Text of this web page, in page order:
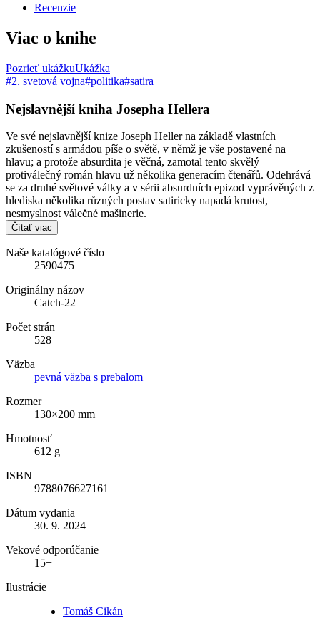
Recenzie
Viac o knihe
Pozrieť ukážkuUkážka
#2. svetová vojna#politika#satira
Nejslavnější kniha Josepha Hellera
Ve své nejslavnější knize Joseph Heller na základě vlastních
zkušeností s armádou píše o světě, v němž je vše postavené na
hlavu; a protože absurdita je věčná, zamotal tento skvělý
protiválečný román hlavu už několika generacím čtenářů. Odehrává
se za druhé světové války a v sérii absurdních epizod vyprávěných z
hlediska několika různých postav satiricky napadá krutost,
nesmyslnost válečné mašinerie.
Čítať viac
Naše katalógové číslo
2590475
Originálny názov
Catch-22
Počet strán
528
Väzba
pevná väzba s prebalom
Rozmer
130×200 mm
Hmotnosť
612 g
ISBN
9788076627161
Dátum vydania
30. 9. 2024
Vekové odporúčanie
15+
Ilustrácie
Tomáš Cikán